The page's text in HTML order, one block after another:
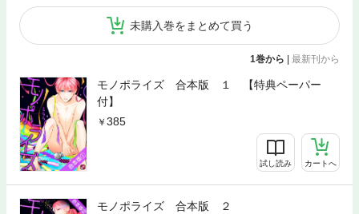
未購入巻をまとめて買う
1巻から | 最新刊から
モノポライズ 合本版 １ 【特典ペーパー
付】
385
試し読み カートへ
モノポライズ 合本版 ２